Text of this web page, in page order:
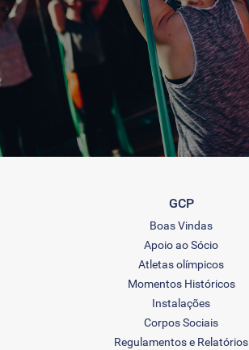
GCP
Boas Vindas
Apoio ao Sócio
Atletas olímpicos
Momentos Históricos
Instalações
Corpos Sociais
Regulamentos e Relatórios